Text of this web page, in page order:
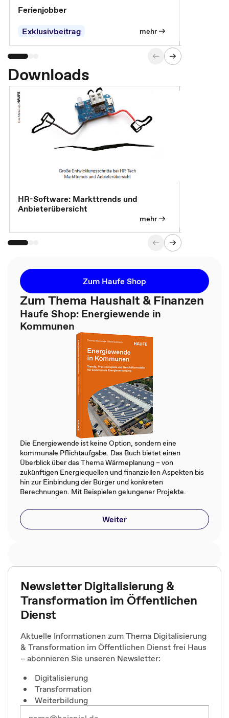
Ferienjobber
Exklusivbeitrag
mehr
Downloads
HR-Software: Markttrends und
Anbieterübersicht
mehr
Zum Haufe Shop
Zum Thema Haushalt & Finanzen
Haufe Shop: Energiewende in
Kommunen
Die Energiewende ist keine Option, sondern eine
kommunale Pflichtaufgabe. Das Buch bietet einen
Überblick über das Thema Wärmeplanung – von
zukünftigen Energiequellen und finanziellen Aspekten bis
hin zur Einbindung der Bürger und konkreten
Berechnungen. Mit Beispielen gelungener Projekte.
Weiter
Newsletter Digitalisierung &
Transformation im Öffentlichen
Dienst
Aktuelle Informationen zum Thema Digitalisierung
& Transformation im Öffentlichen Dienst frei Haus
– abonnieren Sie unseren Newsletter:
Digitalisierung
Transformation
Weiterbildung